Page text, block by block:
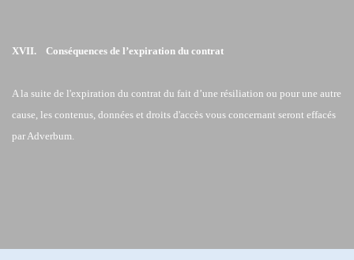
XVII. Conséquences de l’expiration du contrat
A la suite de l'expiration du contrat du fait d’une résiliation ou pour une autre
cause, les contenus, données et droits d'accès vous concernant seront effacés
par Adverbum.